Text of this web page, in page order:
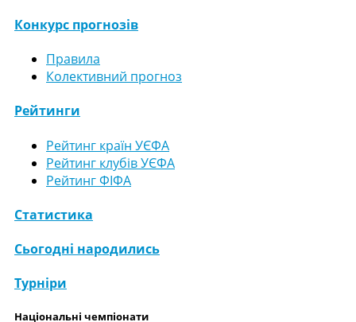
Конкурс прогнозів
Правила
Колективний прогноз
Рейтинги
Рейтинг країн УЄФА
Рейтинг клубів УЄФА
Рейтинг ФІФА
Статистика
Сьогодні народились
Турніри
Національні чемпіонати